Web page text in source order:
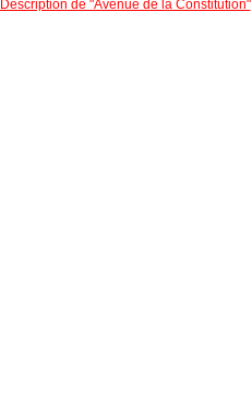
Description de "Avenue de la Constitution"